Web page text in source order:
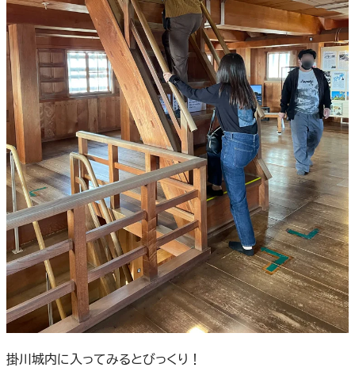
掛川城内に入ってみるとびっくり！